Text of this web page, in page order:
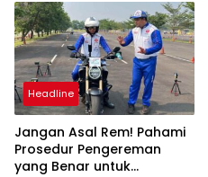
Headline
Jangan Asal Rem! Pahami
Prosedur Pengereman
yang Benar untuk